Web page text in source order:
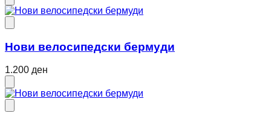
Нови велосипедски бермуди
1.200 ден